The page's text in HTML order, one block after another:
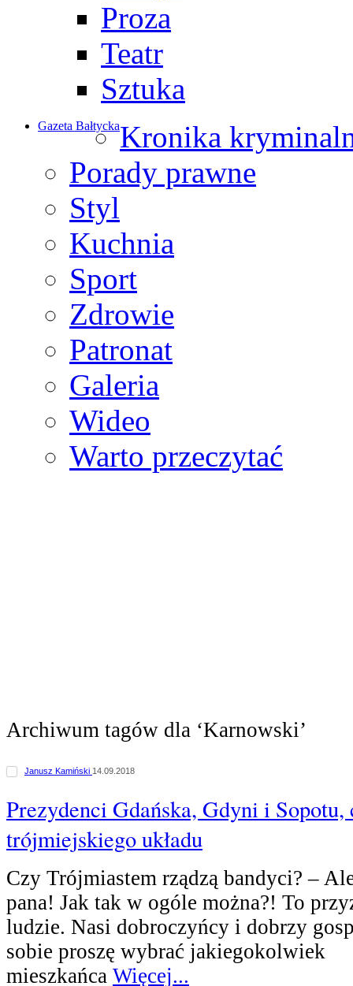
Proza
Teatr
Sztuka
Gazeta BałtyckaKronika
Porady prawne
Styl
Kuchnia
Sport
Zdrowie
Patronat
Galeria
Wideo
Warto przeczytać
Archiwum tagów dla ‘Karnowski’
Janusz Kamiński 14.09.2018
Prezydenci Gdańska, Gdyni i
trójmiejskiego układu
Czy Trójmiastem rządzą bandyci? –
pana! Jak tak w ogóle można?! To
ludzie. Nasi dobroczyńcy i dobrzy
sobie proszę wybrać jakiegokolwiek
mieszkańca Więcej...